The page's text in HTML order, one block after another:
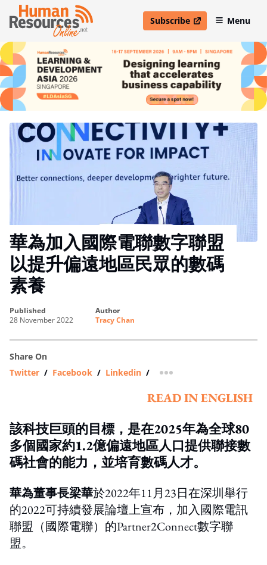
Subscribe
open in new windowMenu
華為加入國際電聯數字聯盟
以提升偏遠地區民眾的數碼
素養
published
28 November 2022
author
Tracy Chan
Share On
Twitter / Facebook / Linkedin / more sharing option
READ IN ENGLISH
該科技巨頭的目標，是在2025年為全球80
多個國家約1.2億偏遠地區人口提供聯接數
碼社會的能力，並培育數碼人才。
華為董事長梁華於2022年11月23日在深圳舉行
的2022可持續發展論壇上宣布，加入國際電訊
聯盟（國際電聯）的Partner2Connect數字聯
盟。